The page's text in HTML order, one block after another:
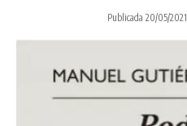
Publicada 20/05/2021